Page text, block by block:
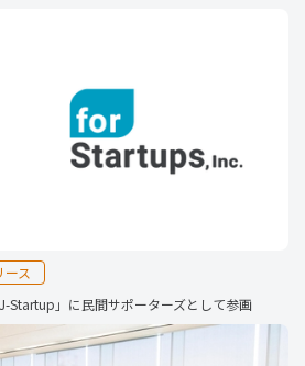
ス
Startup」に民間サポーターズとして参画